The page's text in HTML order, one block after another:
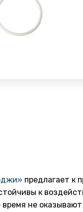
предлагает к
к
время не